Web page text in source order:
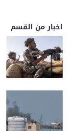
اخبار من القسم